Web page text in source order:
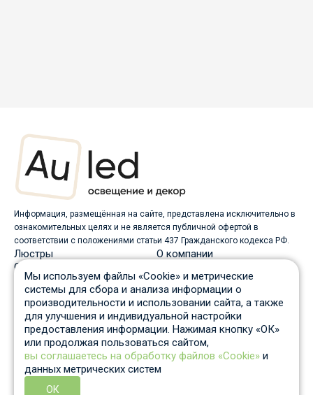
Информация, размещённая на сайте, представлена исключительно в
ознакомительных целях и не является публичной офертой в
соответствии с положениями статьи 437 Гражданского кодекса РФ.
Люстры
О компании
Светильники
Бра
Оплата
Торшеры
Скидки
Споты
Вопрос-ответ
Настольные лампы
Гарантия и возврат
Уличные светильники
Статьи
Трековые системы
Отзывы
Пн-Пт: c 10 до 19 по Москве
Отдел продаж
8 931 210-53-05
Мы используем файлы «Cookie» и метрические
системы для сбора и анализа информации о
производительности и использовании сайта, а также
для улучшения и индивидуальной настройки
предоставления информации. Нажимая кнопку «ОК»
или продолжая пользоваться сайтом,
вы соглашаетесь на обработку файлов «Cookie» и
данных метрических систем
ОК